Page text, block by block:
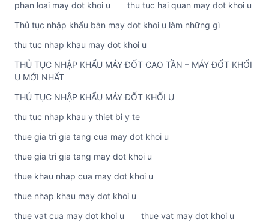
phan loai may dot khoi u
thu tuc hai quan may dot khoi u
Thủ tục nhập khẩu bàn may dot khoi u làm những gì
thu tuc nhap khau may dot khoi u
THỦ TỤC NHẬP KHẨU MÁY ĐỐT CAO TẦN – MÁY ĐỐT KHỐI
U MỚI NHẤT
THỦ TỤC NHẬP KHẨU MÁY ĐỐT KHỐI U
thu tuc nhap khau y thiet bi y te
thue gia tri gia tang cua may dot khoi u
thue gia tri gia tang may dot khoi u
thue khau nhap cua may dot khoi u
thue nhap khau may dot khoi u
thue vat cua may dot khoi u
thue vat may dot khoi u